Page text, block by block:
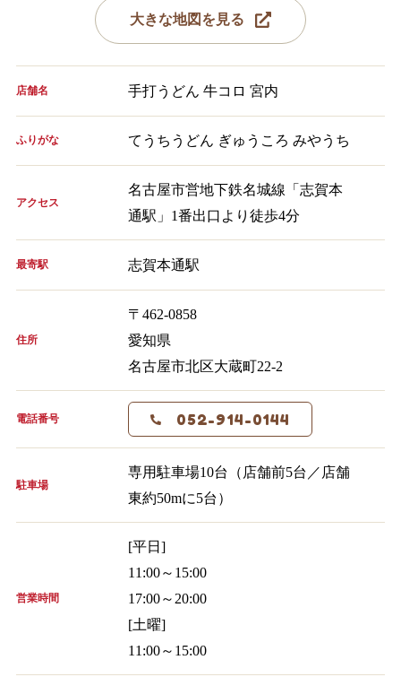
大きな地図を見る
店舗名 手打うどん 牛コロ 宮内
ふりがな てうちうどん ぎゅうころ みやうち
アクセス
名古屋市営地下鉄名城線「志賀本
通駅」1番出口より徒歩4分
最寄駅 志賀本通駅
住所
〒462-0858
愛知県
名古屋市北区大蔵町22-2
電話番号 052-914-0144
駐車場
専用駐車場10台（店舗前5台／店舗
東約50mに5台）
営業時間
[平日]
11:00～15:00
17:00～20:00
[土曜]
11:00～15:00